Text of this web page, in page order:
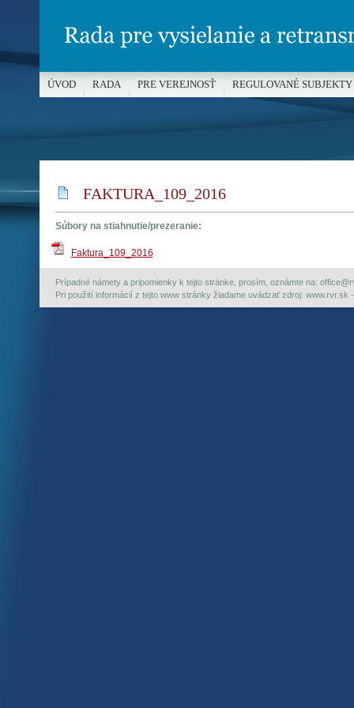
FAKTURA_109_2016
Súbory na stiahnutie/prezeranie:
Faktura_109_2016
Prípadné námety a pripomienky k tejto stránke, prosím, oznámte na:
Pri použití informácií z tejto www stránky žiadame uvádzať zdroj: www.rvr.sk
ÚVOD RADA PRE VEREJNOSŤ REGULOVANÉ SUBJEKTY